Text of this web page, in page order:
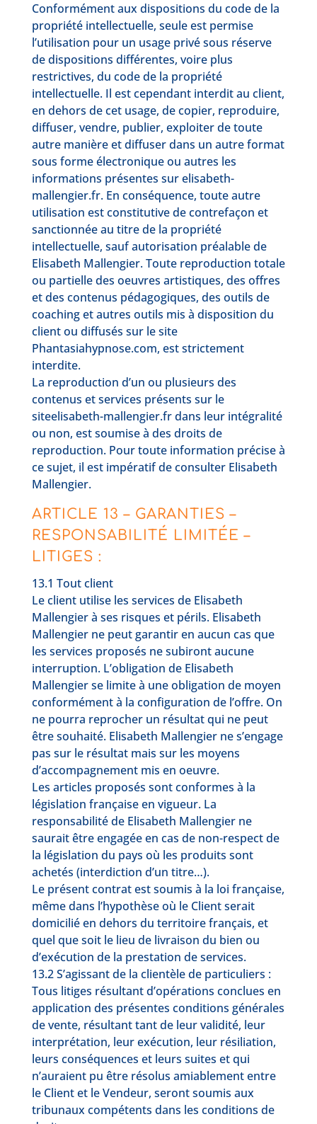
Conformément aux dispositions du code de la
propriété intellectuelle, seule est permise
l’utilisation pour un usage privé sous réserve
de dispositions différentes, voire plus
restrictives, du code de la propriété
intellectuelle. Il est cependant interdit au client,
en dehors de cet usage, de copier, reproduire,
diffuser, vendre, publier, exploiter de toute
autre manière et diffuser dans un autre format
sous forme électronique ou autres les
informations présentes sur elisabeth-
mallengier.fr. En conséquence, toute autre
utilisation est constitutive de contrefaçon et
sanctionnée au titre de la propriété
intellectuelle, sauf autorisation préalable de
Elisabeth Mallengier. Toute reproduction totale
ou partielle des oeuvres artistiques, des offres
et des contenus pédagogiques, des outils de
coaching et autres outils mis à disposition du
client ou diffusés sur le site
Phantasiahypnose.com, est strictement
interdite.
La reproduction d’un ou plusieurs des
contenus et services présents sur le
siteelisabeth-mallengier.fr dans leur intégralité
ou non, est soumise à des droits de
reproduction. Pour toute information précise à
ce sujet, il est impératif de consulter Elisabeth
Mallengier.
ARTICLE 13 – GARANTIES –
RESPONSABILITÉ LIMITÉE –
LITIGES :
13.1 Tout client
Le client utilise les services de Elisabeth
Mallengier à ses risques et périls. Elisabeth
Mallengier ne peut garantir en aucun cas que
les services proposés ne subiront aucune
interruption. L’obligation de Elisabeth
Mallengier se limite à une obligation de moyen
conformément à la configuration de l’offre. On
ne pourra reprocher un résultat qui ne peut
être souhaité. Elisabeth Mallengier ne s’engage
pas sur le résultat mais sur les moyens
d’accompagnement mis en oeuvre.
Les articles proposés sont conformes à la
législation française en vigueur. La
responsabilité de Elisabeth Mallengier ne
saurait être engagée en cas de non-respect de
la législation du pays où les produits sont
achetés (interdiction d’un titre…).
Le présent contrat est soumis à la loi française,
même dans l’hypothèse où le Client serait
domicilié en dehors du territoire français, et
quel que soit le lieu de livraison du bien ou
d’exécution de la prestation de services.
13.2 S’agissant de la clientèle de particuliers :
Tous litiges résultant d’opérations conclues en
application des présentes conditions générales
de vente, résultant tant de leur validité, leur
interprétation, leur exécution, leur résiliation,
leurs conséquences et leurs suites et qui
n’auraient pu être résolus amiablement entre
le Client et le Vendeur, seront soumis aux
tribunaux compétents dans les conditions de